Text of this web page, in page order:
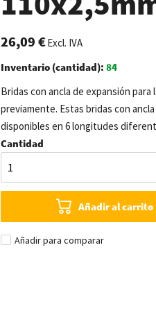
26,09 €Excl. IVA
Inventario (cantidad): 84
Bridas con ancla de expansión
previamente. Estas bridas con
disponibles en 6 longitudes
Cantidad
Añadir al carrito
Añadir para comparar